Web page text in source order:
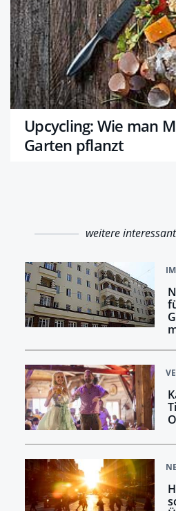
Upcycling: Wie man
Garten pflanzt
weitere